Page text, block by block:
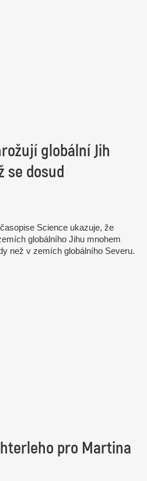
globální Jih
se dosud
Science ukazuje, že
globálního Jihu mnohem
než v zemích globálního Severu.
pro Martina